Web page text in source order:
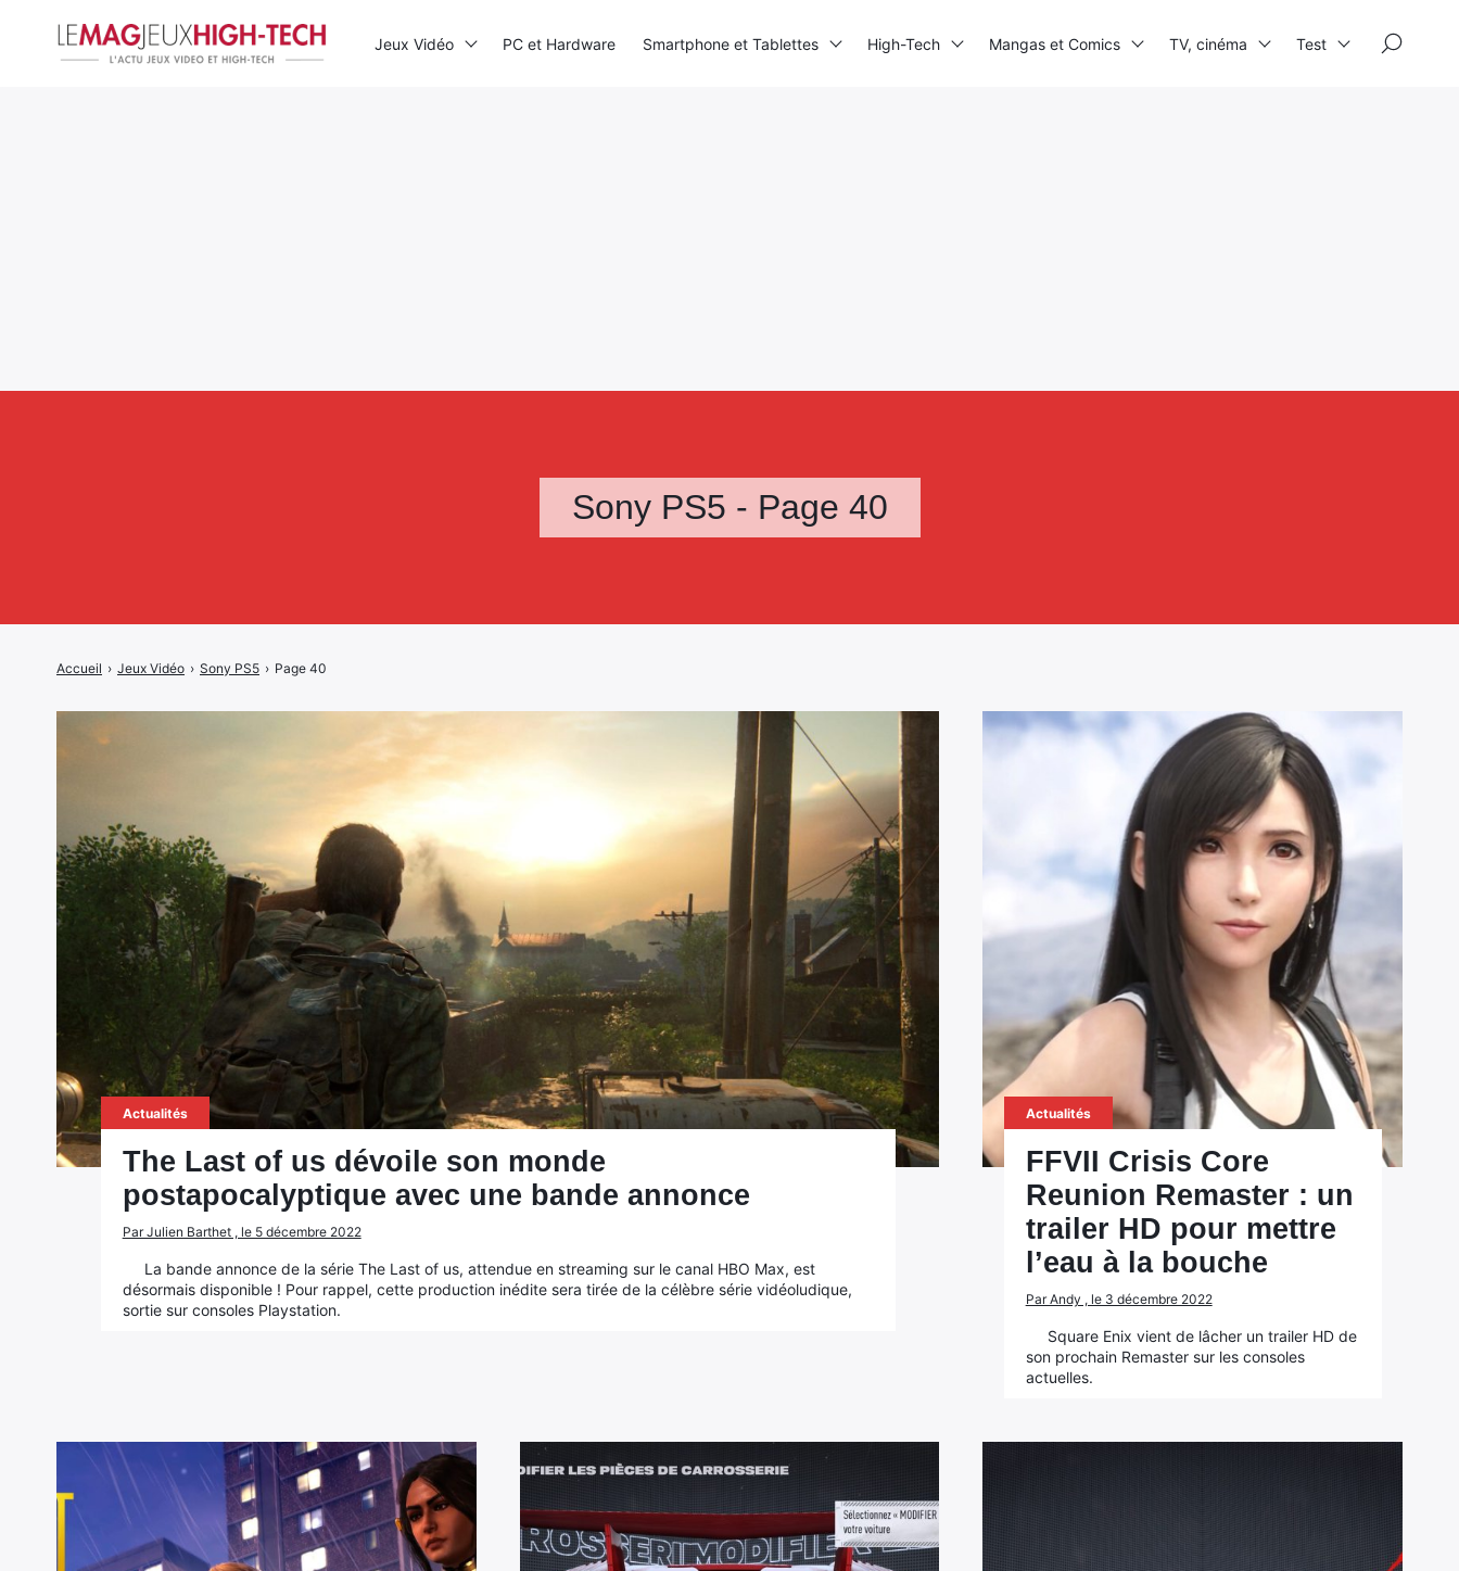
Sony PS5 - Page 40
Accueil › Jeux Vidéo › Sony PS5 › Page 40
Actualités
The Last of us dévoile son monde
postapocalyptique avec une bande annonce
Par Julien Barthet , le 5 décembre 2022
La bande annonce de la série The Last of us, attendue en streaming sur le canal HBO Max, est
désormais disponible ! Pour rappel, cette production inédite sera tirée de la célèbre série vidéoludique,
sortie sur consoles Playstation.
Actualités
FFVII Crisis Core
Reunion Remaster : un
trailer HD pour mettre
l’eau à la bouche
Par Andy , le 3 décembre 2022
Square Enix vient de lâcher un trailer HD de
son prochain Remaster sur les consoles
actuelles.
Jeux Vidéo PC et Hardware Smartphone et Tablettes High-Tech Mangas et Comics TV, cinéma Test